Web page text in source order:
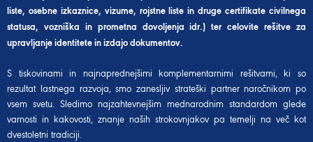
liste, osebne izkaznice, vizume, rojstne liste in druge certifikate civilnega
statusa, vozniška in prometna dovoljenja idr.) ter celovite rešitve za
upravljanje identitete in izdajo dokumentov.
S tiskovinami in najnaprednejšimi komplementarnimi rešitvami, ki so
rezultat lastnega razvoja, smo zanesljiv strateški partner naročnikom po
vsem svetu. Sledimo najzahtevnejšim mednarodnim standardom glede
varnosti in kakovosti, znanje naših strokovnjakov pa temelji na več kot
dvestoletni tradiciji.